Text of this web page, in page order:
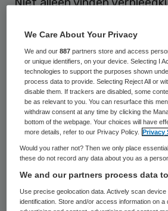
ontbreekt hen vaak ook aan
een derde van alle
onvoldoende om patiënten
goede zorg te kunnen
zullen moeten
scholingstrajecten
tegen te gaan.
Het gebrekkige
belangrijkste conclusie van
We Care About Your Privacy
We and our887 partners store and access
or unique identifiers, on your device. Selecting I
technologies to support the purposes shown
process data to provide. Selecting Reject All or
disable them. If trackers are disabled, some
be as relevant to you. You can resurface this
withdraw consent at any time by clicking the
bottom of the webpage. Your choices will have
more details, refer to our Privacy Policy.
Privacy
Would you rather not? Then we only place
these do not record any data about you as a
We and our partners process data
Use precise geolocation data. Actively scan
identification. Store and/or access information on a